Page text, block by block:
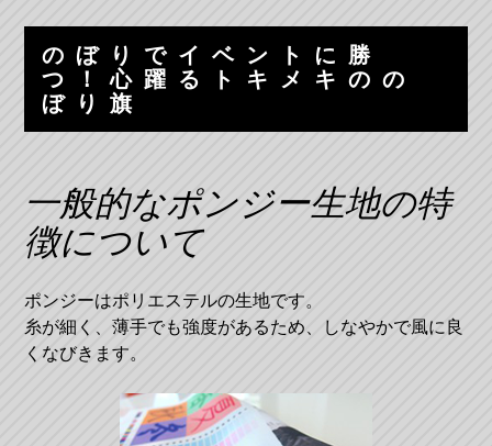
キ
ッ
プ
へ
ス
キ
プ
のぼりでイベントに勝
つ！心躍るトキメキのの
ぼり旗
一般的なポンジー生地の特
徴について
ポンジーはポリエステルの生地です。
糸が細く、薄手でも強度があるため、しなやかで風に良
くなびきます。